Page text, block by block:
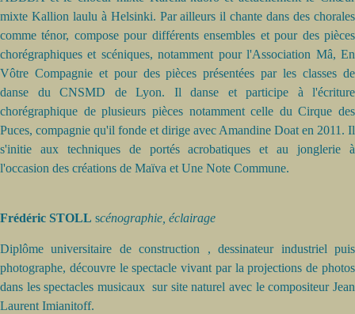
mixte Kallion laulu à Helsinki. Par ailleurs il chante dans des chorales
comme ténor, compose pour différents ensembles et pour des pièces
chorégraphiques et scéniques, notamment pour l'Association Mâ, En
Vôtre Compagnie et pour des pièces présentées par les classes de
danse du CNSMD de Lyon. Il danse et participe à l'écriture
chorégraphique de plusieurs pièces notamment celle du Cirque des
Puces, compagnie qu'il fonde et dirige avec Amandine Doat en 2011. Il
s'initie aux techniques de portés acrobatiques et au jonglerie à
l'occasion des créations de Maïva et Une Note Commune.
Frédéric STOLL scénographie, éclairage
Diplôme universitaire de construction , dessinateur industriel puis
photographe, découvre le spectacle vivant par la projections de photos
dans les spectacles musicaux sur site naturel avec le compositeur Jean
Laurent Imianitoff.